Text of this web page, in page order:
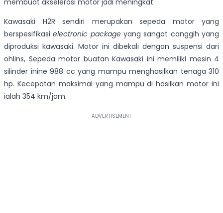
Kawasaki H2R sendiri merupakan sepeda motor yang
berspesifikasielectronic packageyang sangat canggih yang
diproduksi kawasaki. Motor ini dibekali dengan suspensi dari
ohlins, Sepeda motor buatan Kawasaki ini memiliki mesin 4
silinder inine 988 cc yang mampu menghasilkan tenaga 310
hp. Kecepatan maksimal yang mampu di hasilkan motor ini
ialah 354 km/jam.